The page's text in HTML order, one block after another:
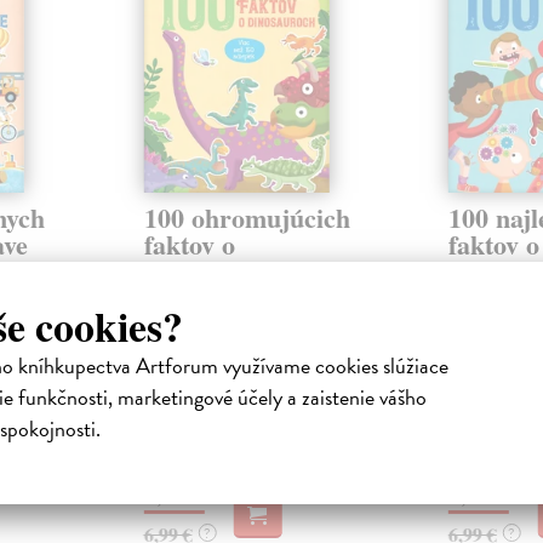
cookies?
kníhkupectva Artforum využívame cookies slúžiace
funkčnosti, marketingové účely a zaistenie vášho
100 ohromujúcich
faktov o
dinosauroch
Umožnite Vášmu dieťaťu
objavovať 100 zábavných,
zaujímavých a často
prekvapujúcich faktov o
dinosaur...
6,99 € ?
100
faktov
tele
objavovať
zaujímavých a
Zasielame
6,99 € ?